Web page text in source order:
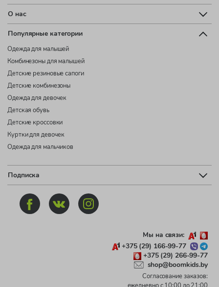
О нас
Популярные категории
Одежда для малышей
Комбинезоны для малышей
Детские резиновые сапоги
Детские комбинезоны
Одежда для девочек
Детская обувь
Детские кроссовки
Куртки для девочек
Одежда для мальчиков
Подписка
Мы на связи:
+375 (29) 166-99-77
+375 (29) 266-99-77
shop@boomkids.by
Согласование заказов: